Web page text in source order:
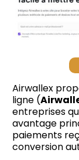
Airwallex
ligne (
entreprises
avantage
paiements
conversion